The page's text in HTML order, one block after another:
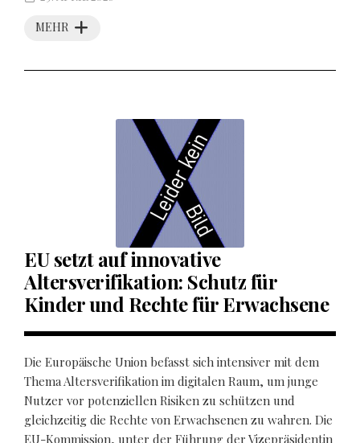
MEHR
EU setzt auf innovative
Altersverifikation: Schutz für
Kinder und Rechte für Erwachsene
Die Europäische Union befasst sich intensiver mit dem
Thema Altersverifikation im digitalen Raum, um junge
Nutzer vor potenziellen Risiken zu schützen und
gleichzeitig die Rechte von Erwachsenen zu wahren. Die
EU-Kommission, unter der Führung der Vizepräsidentin